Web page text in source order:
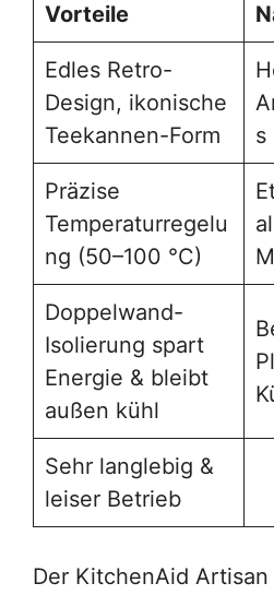
Vorteile
Edles Retro-
Design, ikonische
Teekannen-Form
s
Präzise
Temperaturregelu
ng (50–100 °C)
Doppelwand-
Isolierung spart
Energie & bleibt
außen kühl
Sehr langlebig &
leiser Betrieb
Der KitchenAid